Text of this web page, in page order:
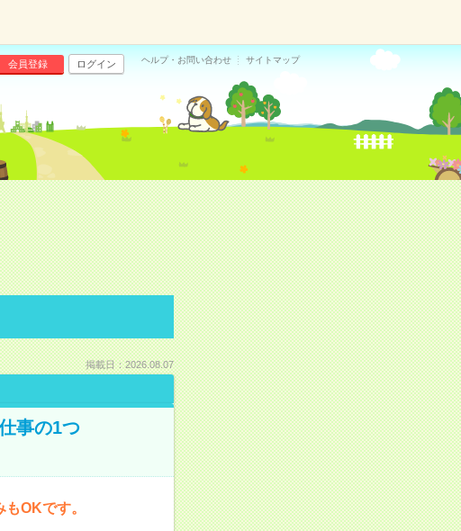
会員登録 ログイン ヘルプ・お問い合わせ サイトマップ
掲載日：2026.08.07
事の1つ
OKです。